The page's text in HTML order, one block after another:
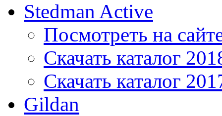
Stedman Active
Посмотреть на
Скачать каталог
Скачать каталог
Gildan